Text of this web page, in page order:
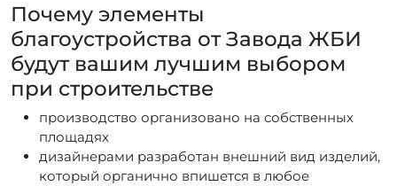
Почему элементы
благоустройства от Завода ЖБИ
будут вашим лучшим выбором
при строительстве
производство организовано на собственных
площадях
дизайнерами разработан внешний вид изделий,
который органично впишется в любое